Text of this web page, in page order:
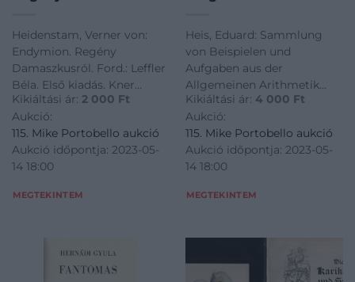
Divéky József
borítójával. Első
magyar nyelvű kiadás.
Heidenstam, Verner von:
Endymion. Regény
Damaszkusról. Ford.: Leffler
Béla. Első kiadás. Kner
kiadvány. Divéky József
borítójával. Első magyar
nyelvű kiadás.
Kikiáltási ár: 2 000 Ft
Aukció:
115. Mike Portobello aukció
Aukció időpontja: 2023-05-
14 18:00
MEGTEKINTEM
Algebra.
Heis, Eduard: Sammlung
von Beispielen und
Aufgaben aus der
Allgemeinen Arithmetik
und Algebra.
Kikiáltási ár: 4 000 Ft
Aukció:
115. Mike Portobello aukció
Aukció időpontja: 2023-05-
14 18:00
MEGTEKINTEM